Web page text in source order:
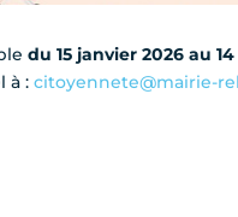
du 15 janvier 2026 au
à :citoyennete@mairie-